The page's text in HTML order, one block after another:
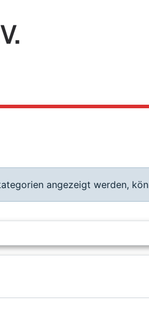
angezeigt werden,